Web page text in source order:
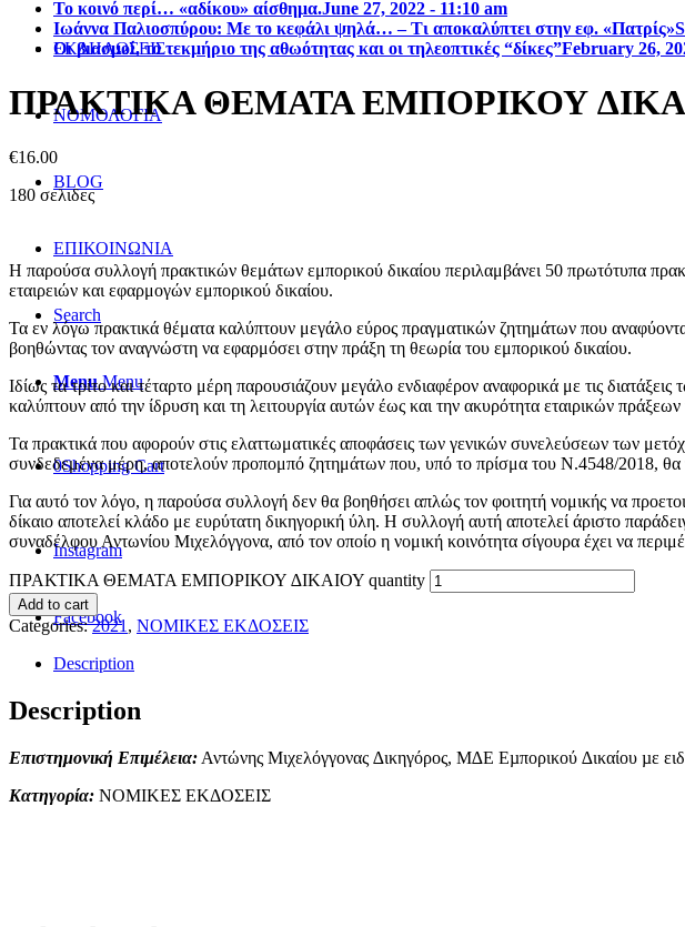
ΕΚΔΗΛΩΣΕΙΣ
ΝΟΜΟΛΟΓΙΑ
BLOG
ΕΠΙΚΟΙΝΩΝΙΑ
Search
Menu Menu
0Shopping Cart
Instagram
Facebook
Το κοινό περί… «αδίκου» αίσθημα.June 27, 2022 - 11:10 am
Ιωάννα Παλιοσπύρου: Με το κεφάλι ψηλά… – Τι αποκαλύπτει στην εφ. «Πατρίς»
Οι βιασμοί, το τεκμήριο της αθωότητας και οι τηλεοπτικές “δίκες”February 26,
ΠΡΑΚΤΙΚΑ ΘΕΜΑΤΑ ΕΜΠΟΡΙΚΟΥ
€16.00
180 σελιδες
Η παρούσα συλλογή πρακτικών θεμάτων εμπορικού δικαίου περιλαμβάνει 50 πρωτότυπα
εταιρειών και εφαρμογών εμπορικού δικαίου.
Τα εν λόγω πρακτικά θέματα καλύπτουν μεγάλο εύρος πραγματικών ζητημάτων που
βοηθώντας τον αναγνώστη να εφαρμόσει στην πράξη τη θεωρία του εμπορικού δικαίου.
Ιδίως τα τρίτο και τέταρτο μέρη παρουσιάζουν μεγάλο ενδιαφέρον αναφορικά με τις
καλύπτουν από την ίδρυση και τη λειτουργία αυτών έως και την ακυρότητα εταιρικών
Τα πρακτικά που αφορούν στις ελαττωματικές αποφάσεις των γενικών συνελεύσεων των
συνδεδεμένα μέρη, αποτελούν προπομπό ζητημάτων που, υπό το πρίσμα του Ν.4548/2018, θα
Για αυτό τον λόγο, η παρούσα συλλογή δεν θα βοηθήσει απλώς τον φοιτητή νομικής να
δίκαιο αποτελεί κλάδο με ευρύτατη δικηγορική ύλη. Η συλλογή αυτή αποτελεί άριστο
συναδέλφου Αντωνίου Μιχελόγγονα, από τον οποίο η νομική κοινότητα σίγουρα έχει να
ΠΡΑΚΤΙΚΑ ΘΕΜΑΤΑ ΕΜΠΟΡΙΚΟΥ ∆ΙΚΑΙΟΥ quantity
Add to cart
Categories:2021 , ΝΟΜΙΚΕΣ ΕΚΔΟΣΕΙΣ
Description
Description
Επιστημονική Επιμέλεια: Αντώνης Μιχελόγγονας ∆ικηγόρος, Μ∆Ε Εµπορικού ∆ικαίου µε
Κατηγορία: ΝΟΜΙΚΕΣ ΕΚΔΟΣΕΙΣ